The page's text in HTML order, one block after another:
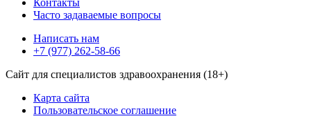
Часто задаваемые вопросы
Написать нам
+7 (977) 262-58-66
Сайт для специалистов здравоохранения (18+)
Карта сайта
Пользовательское соглашение